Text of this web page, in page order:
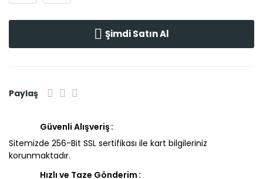
Şimdi Satın Al
Paylaş
Güvenli Alışveriş
Sitemizde 256-Bit SSL sertifikası ile kart bilgileriniz
korunmaktadır.
Hızlı ve Taze Gönderim